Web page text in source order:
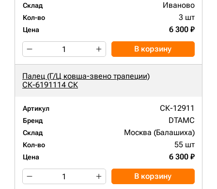
Склад Иваново
Кол-во 3 шт
Цена 6 300 ₽
В корзину
Палец (Г/Ц ковша-звено трапеции)
СК-6191114 СК
Артикул СК-12911
Бренд DTAMC
Склад Москва (Балашиха)
Кол-во 55 шт
Цена 6 300 ₽
В корзину